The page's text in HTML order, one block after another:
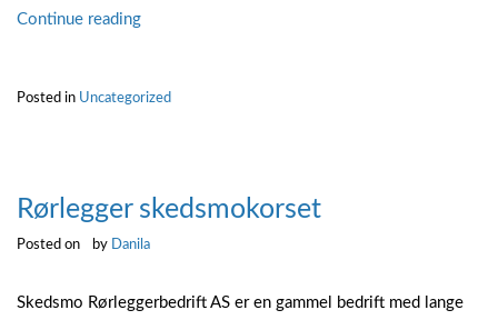
Continue reading“Nettinggjerde
Posted in Uncategorized
Rørlegger skedsmokorset
Posted on by Danila
Skedsmo Rørleggerbedrift AS er en gammel bedrift med lange